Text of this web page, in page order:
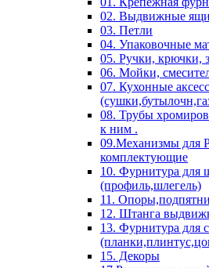
02. Выдвижные
03. Петли
04. Упаковочные
05. Ручки, крючки,
06. Мойки,
07. Кухонные
08. Трубы
к ним .
09.Механизмы для
комплектующие
10. Фурнитура для
(профиль,шлегель)
11.
12. Штанга
13. Фурнитура для
15. Декоры